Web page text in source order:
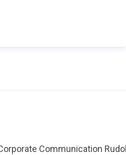
Communication